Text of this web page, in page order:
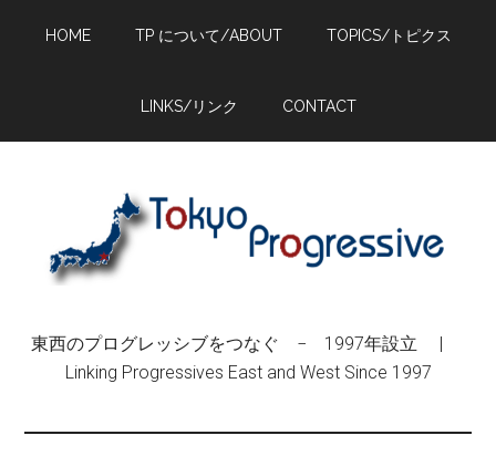
HOME TP について/ABOUT TOPICS/トピクス
LINKS/リンク CONTACT
東西のプログレッシブをつなぐ − 1997年設立 |
Linking Progressives East and West Since 1997